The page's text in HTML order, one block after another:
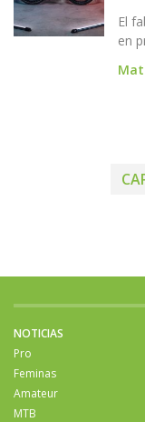
El
en
NOTICIAS
Pro
Feminas
Amateur
MTB